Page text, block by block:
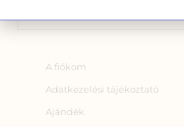
A fiókom
Adatkezelési tájékoztató
Ajándék